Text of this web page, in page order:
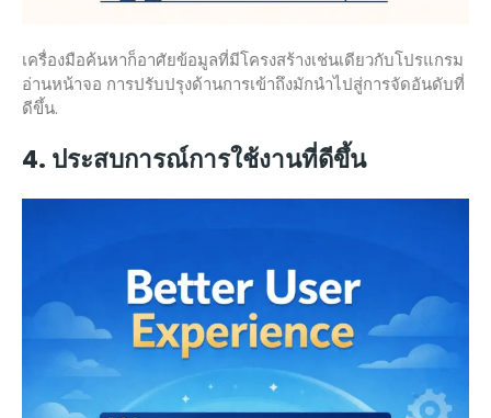
เครื่องมือค้นหาก็อาศัยข้อมูลที่มีโครงสร้างเช่นเดียวกับโปรแกรม
อ่านหน้าจอ การปรับปรุงด้านการเข้าถึงมักนำไปสู่การจัดอันดับที่
ดีขึ้น.
4. ประสบการณ์การใช้งานที่ดีขึ้น